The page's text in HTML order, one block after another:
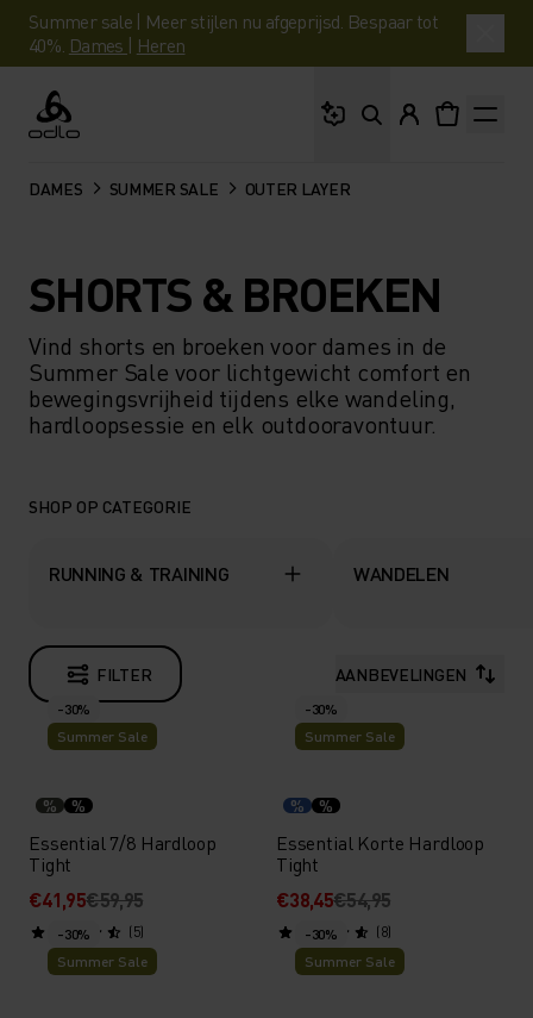
Summer sale | Meer stijlen nu afgeprijsd. Bespaar tot
40%. Dames | Heren
Odlo
DAMES SUMMER SALE OUTER LAYER
SHORTS & BROEKEN
Vind shorts en broeken voor dames in de
Summer Sale voor lichtgewicht comfort en
bewegingsvrijheid tijdens elke wandeling,
hardloopsessie en elk outdooravontuur.
SHOP OP CATEGORIE
RUNNING & TRAINING WANDELEN
FILTER AANBEVELINGEN
-30%
Summer Sale
% %
Essential 7/8 Hardloop
Tight
€41,95€59,95
(5)
-30%
Summer Sale
% %
Essential Korte Hardloop
Tight
€38,45€54,95
(8)
-30%
Summer Sale
-30%
Summer Sale